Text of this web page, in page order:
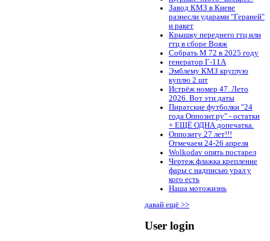
Завод КМЗ в Киеве
разнесли ударами "Гераней"
и ракет
Крышку переднего гтц или
гтц в сборе Вояж
Собрать М 72 в 2025 году
генератор Г-11А
Эмблему КМЗ круглую
куплю 2 шт
Истрёж номер 47. Лето
2026. Вот эти даты
Пиратские футболки "24
года Оппозит.ру" - остатки
+ ЕЩЁ ОДНА допечатка.
Оппозиту 27 лет!!!
Отмечаем 24-26 апреля
Wolkodav опять постарел
Чертеж флажка крепление
фары с надписью урал у
кого есть
Наша мотожизнь
давай ещё >>
User login